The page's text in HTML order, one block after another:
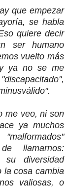
que empezar
se habla
quiere decir
ser humano
vuelto más
ya no se me
me veo, ni son
ya muchos
llamarnos:
su diversidad
la cosa cambia
valiosas, o